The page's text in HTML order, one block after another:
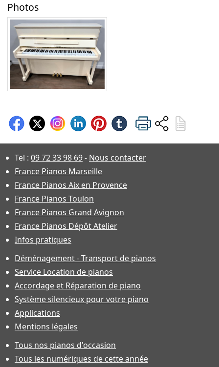
Photos
Tel : 09 72 33 98 69- Nous contacter
France Pianos Marseille
France Pianos Aix en Provence
France Pianos Toulon
France Pianos Grand Avignon
France Pianos Dépôt Atelier
Infos pratiques
Déménagement - Transport de pianos
Service Location de pianos
Accordage et Réparation de piano
Système silencieux pour votre piano
Applications
Mentions légales
Tous nos pianos d'occasion
Tous les numériques de cette année